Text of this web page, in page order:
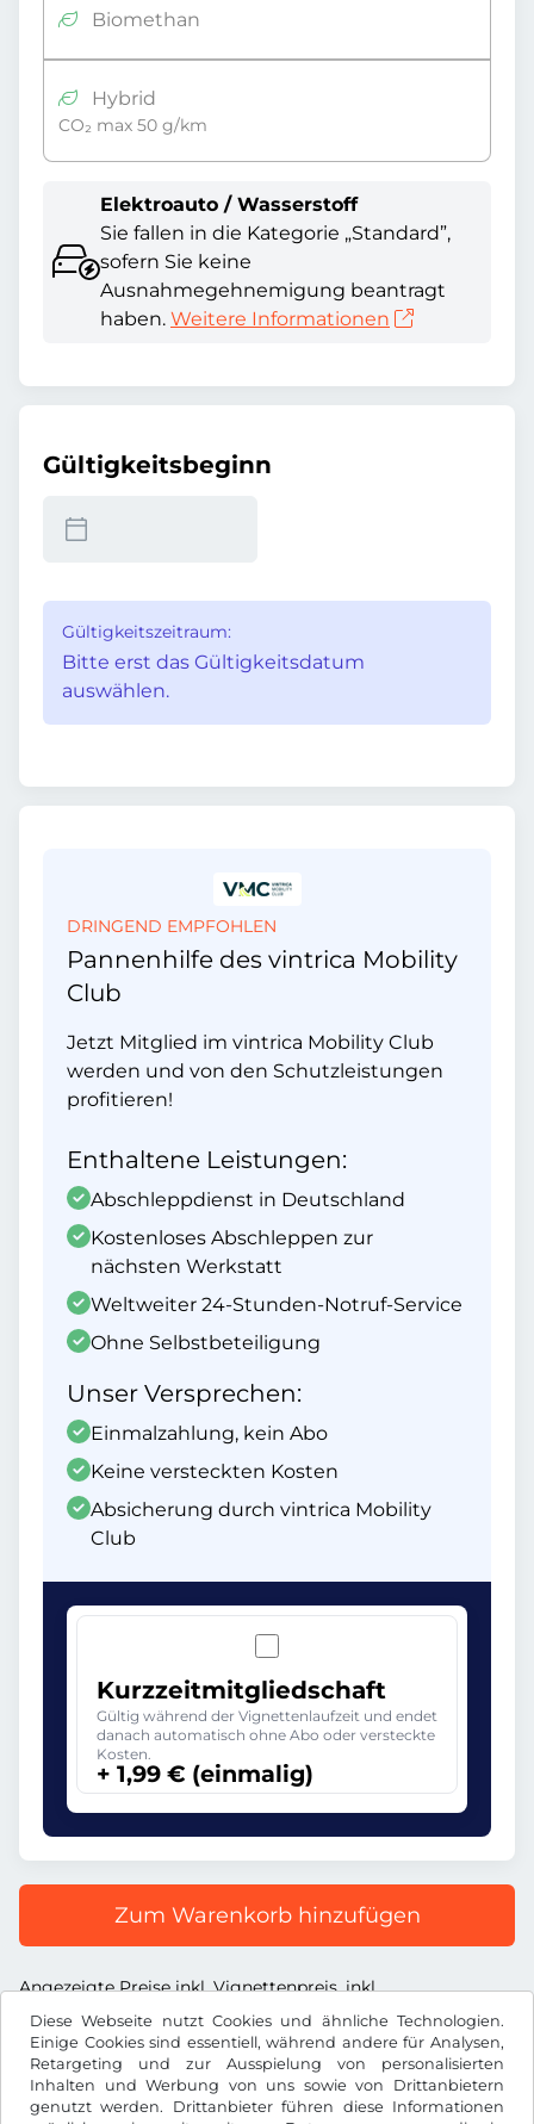
Diese Webseite nutzt Cookies und ähnliche Technologien.
Einige Cookies sind essentiell, während andere für Analysen,
Retargeting und zur Ausspielung von personalisierten
Inhalten und Werbung von uns sowie von Drittanbietern
genutzt werden. Drittanbieter führen diese Informationen
Biomethan
Hybrid
CO₂ max 50 g/km
Elektroauto / Wasserstoff
Sie fallen in die Kategorie „Standard”,
sofern Sie keine
Ausnahmegehnemigung beantragt
haben. Weitere Informationen
Gültigkeitsbeginn
Gültigkeitszeitraum:
Bitte erst das Gültigkeitsdatum
auswählen.
DRINGEND EMPFOHLEN
Pannenhilfe des vintrica Mobility
Club
Jetzt Mitglied im vintrica Mobility Club
werden und von den Schutzleistungen
profitieren!
Enthaltene Leistungen:
Abschleppdienst in Deutschland
Kostenloses Abschleppen zur
nächsten Werkstatt
Weltweiter 24-Stunden-Notruf-Service
Ohne Selbstbeteiligung
Unser Versprechen:
Einmalzahlung, kein Abo
Keine versteckten Kosten
Absicherung durch vintrica Mobility
Club
Kurzzeitmitgliedschaft
Gültig während der Vignettenlaufzeit und endet
danach automatisch ohne Abo oder versteckte
Kosten.
+ 1,99 € (einmalig)
Zum Warenkorb hinzufügen
Angezeigte Preise inkl. Vignettenpreis, inkl.
Dienstleistungsentgelt und inkl. der gesetzl. MwSt.